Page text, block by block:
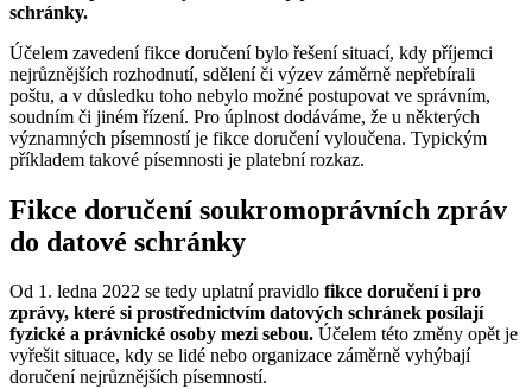
schránky.
Účelem zavedení fikce doručení bylo řešení situací, kdy příjemci
nejrůznějších rozhodnutí, sdělení či výzev záměrně nepřebírali
poštu, a v důsledku toho nebylo možné postupovat ve správním,
soudním či jiném řízení. Pro úplnost dodáváme, že u některých
významných písemností je fikce doručení vyloučena. Typickým
příkladem takové písemnosti je platební rozkaz.
Fikce doručení soukromoprávních zpráv
do datové schránky
Od 1. ledna 2022 se tedy uplatní pravidlo fikce doručení i pro
zprávy, které si prostřednictvím datových schránek posílají
fyzické a právnické osoby mezi sebou. Účelem této změny opět je
vyřešit situace, kdy se lidé nebo organizace záměrně vyhýbají
doručení nejrůznějších písemností.